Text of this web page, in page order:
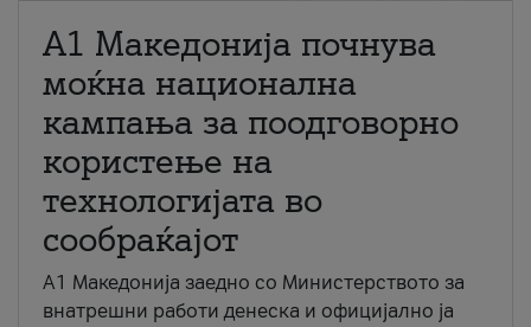
A1 Македонија почнува
моќна национална
кампања за поодговорно
користење на
технологијата во
сообраќајот
A1 Македонија заедно со Министерството за
внатрешни работи денеска и официјално ја